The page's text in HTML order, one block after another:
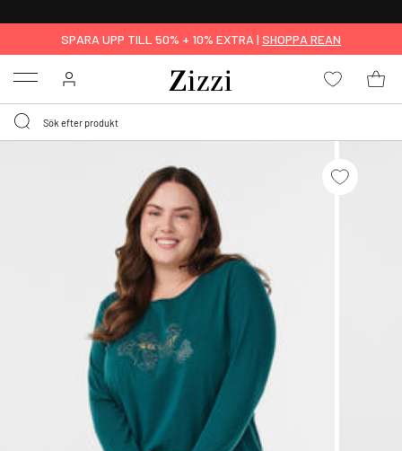
SPARA UPP TILL 50% + 10% EXTRA | SHOPPA REAN
Menu